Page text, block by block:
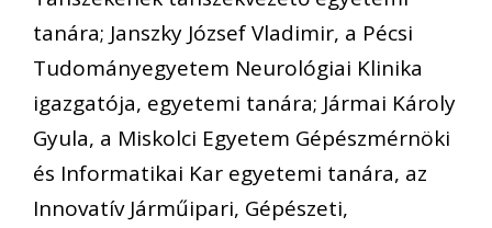
tanára; Janszky József Vladimir, a Pécsi
Tudományegyetem Neurológiai Klinika
igazgatója, egyetemi tanára; Jármai Károly
Gyula, a Miskolci Egyetem Gépészmérnöki
és Informatikai Kar egyetemi tanára, az
Innovatív Járműipari, Gépészeti,